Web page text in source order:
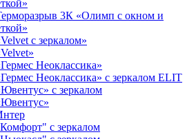
3К «Олимп с окном и
с зеркалом»
Неоклассика»
Неоклассика» с зеркалом ELIT
с зеркалом
с зеркалом